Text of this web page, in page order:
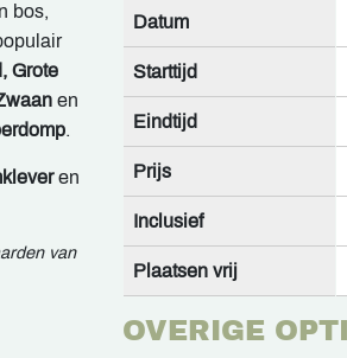
bos,
Grote
en
.
en
van
Datum
Starttijd
Eindtijd
Prijs
Inclusief
Plaatsen vrij
OVERIGE